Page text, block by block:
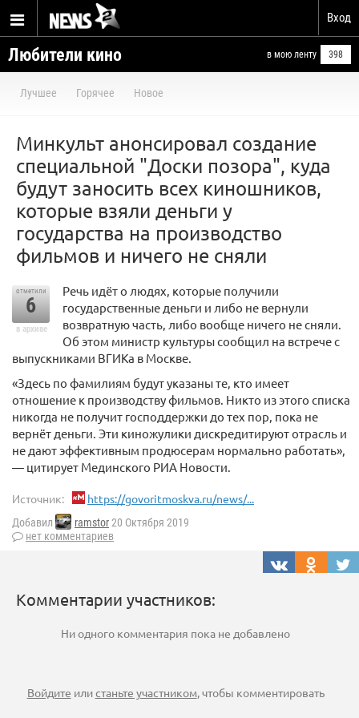
Вход
Любители кино в мою ленту 398
Лучшее Горячее Новое
Минкульт анонсировал создание
специальной "Доски позора", куда
будут заносить всех киношников,
которые взяли деньги у
государства на производство
фильмов и ничего не сняли
отметили
6
в архиве
Речь идёт о людях, которые получили
государственные деньги и либо не вернули
возвратную часть, либо вообще ничего не сняли.
Об этом министр культуры сообщил на встрече с
выпускниками ВГИКа в Москве.
«Здесь по фамилиям будут указаны те, кто имеет
отношение к производству фильмов. Никто из этого списка
никогда не получит господдержки до тех пор, пока не
вернёт деньги. Эти киножулики дискредитируют отрасль и
не дают эффективным продюсерам нормально работать»,
— цитирует Мединского РИА Новости.
Источник: https://govoritmoskva.ru/news/...
Добавил ramstor20 Октября 2019
нет комментариев
Комментарии участников:
Ни одного комментария пока не добавлено
Войдите илистаньте участником, чтобы комментировать